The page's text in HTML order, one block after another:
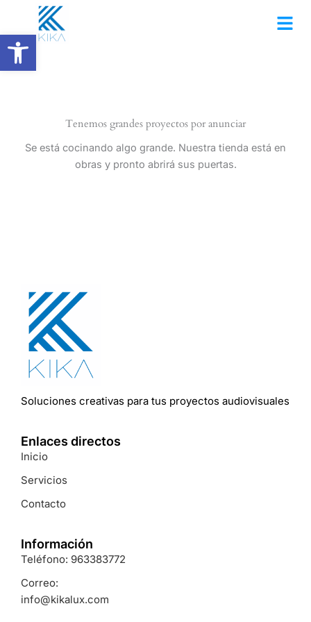
Abrir barra de herramientas
contenido
Tenemos grandes proyectos por anunciar
Se está cocinando algo grande. Nuestra tienda está en
obras y pronto abrirá sus puertas.
Soluciones creativas para tus proyectos audiovisuales
Enlaces directos
Inicio
Servicios
Contacto
Información
Teléfono: 963383772
Correo:
info@kikalux.com